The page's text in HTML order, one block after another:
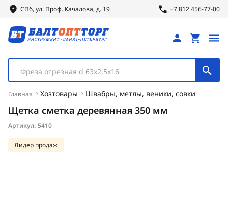
СПб, ул. Проф. Качалова, д. 19 +7 812 456-77-00
Фреза отрезная d 63х2,5х16
Главная Хозтовары Швабры, метлы, веники, совки
Щетка сметка деревянная 350 мм
Артикул: 5410
Лидер продаж